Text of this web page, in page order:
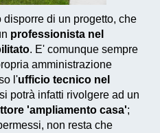
disporre di un progetto, che
professionista nel
. E' comunque sempre
amministrazione
l'ufficio tecnico nel
potrà infatti rivolgere ad un
'ampliamento casa';
non resta che